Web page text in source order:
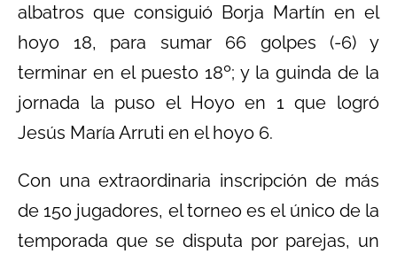
albatros que consiguió Borja Martín en el
hoyo 18, para sumar 66 golpes (-6) y
terminar en el puesto 18º; y la guinda de la
jornada la puso el Hoyo en 1 que logró
Jesús María Arruti en el hoyo 6.
Con una extraordinaria inscripción de más
de 150 jugadores, el torneo es el único de la
temporada que se disputa por parejas, un